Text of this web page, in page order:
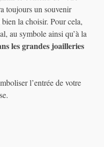
toujours un souvenir
la choisir. Pour cela,
au symbole ainsi qu’à la
les grandes joailleries
l’entrée de votre